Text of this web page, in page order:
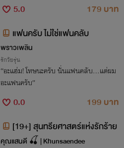
5.0
179 บาท
แฟนครับ ไม่ใช่แฟนคลับ
พราวเพลิน
รักวัยรุ่น
“อะแฮ่ม! โทษนะครับ นั่นแฟนคลับ…แต่ผม
อะแฟนครับ”
0.0
199 บาท
[19+] สุนทรียศาสตร์แห่งรักร้าย
คุณแสนดี 🍒 | Khunsaendee